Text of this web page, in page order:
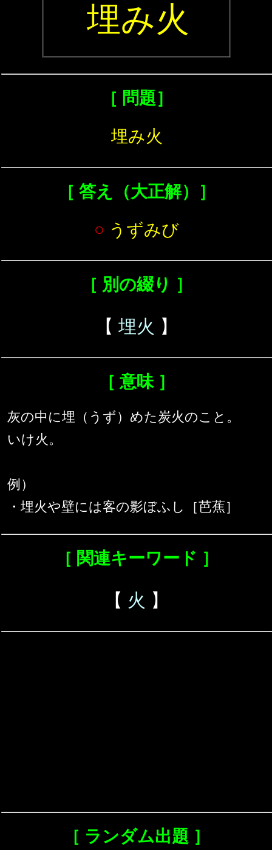
埋み火
［ 問題］
埋み火
［ 答え（大正解）］
○ うずみび
［ 別の綴り ］
【 埋火 】
［ 意味 ］
灰の中に埋（うず）めた炭火のこと。
いけ火。
例）
・埋火や壁には客の影ぼふし［芭蕉］
［ 関連キーワード ］
【 火 】
［ ランダム出題 ］